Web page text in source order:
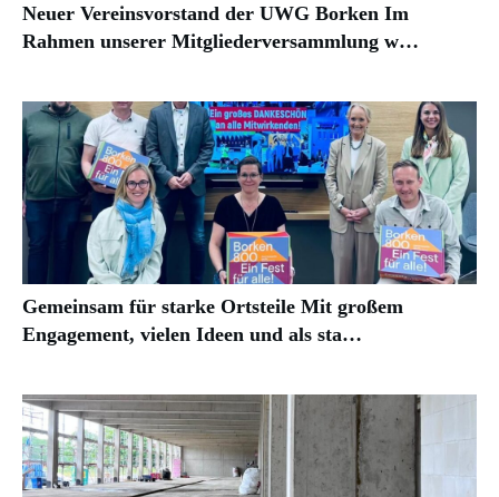
Neuer Vereinsvorstand der UWG Borken Im
Rahmen unserer Mitgliederversammlung w…
Gemeinsam für starke Ortsteile Mit großem
Engagement, vielen Ideen und als sta…